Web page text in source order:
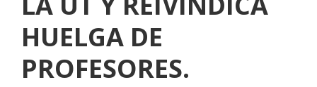
HUELGA DE
PROFESORES.